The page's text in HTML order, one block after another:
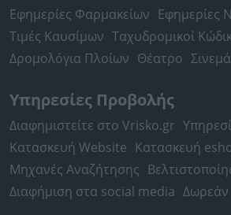
Εφημερίες Φαρμακείων Εφημερίες
Τιμές Καυσίμων Ταχυδρομικοί
Δρομολόγια Πλοίων Θέατρο Σινεμά
Υπηρεσίες Προβολής
Διαφημιστείτε στο Vrisko.gr
Κατασκευή Website Κατασκευή
Μηχανές Αναζήτησης
Διαφήμιση στα social media Δωρεάν